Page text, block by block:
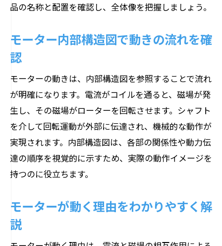
品の名称と配置を確認し、全体像を把握しましょう。
モーター内部構造図で動きの流れを確
認
モーターの動きは、内部構造図を参照することで流れ
が明確になります。電流がコイルを通ると、磁場が発
生し、その磁場がローターを回転させます。シャフト
を介して回転運動が外部に伝達され、機械的な動作が
実現されます。内部構造図は、各部の関係性や動力伝
達の順序を視覚的に示すため、実際の動作イメージを
持つのに役立ちます。
モーターが動く理由をわかりやすく解
説